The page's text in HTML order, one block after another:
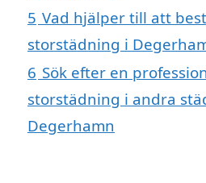
5 Vad hjälper till att
storstädning i
6 Sök efter en
storstädning i andra
Degerhamn